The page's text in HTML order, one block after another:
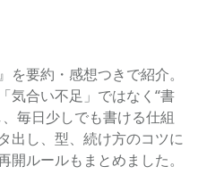
を要約・感想つきで紹介。
気合い不足」ではなく“書
毎日少しでも書ける仕組
出し、型、続け方のコツに
ルールもまとめました。